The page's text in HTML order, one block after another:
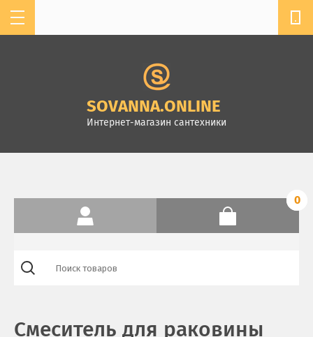
SOVANNA.ONLINE
Интернет-магазин сантехники
0
Смеситель для раковины
г. Санкт-Петербург,
Комендантский пр.4, ТК